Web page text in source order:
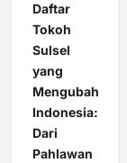
Daftar
Tokoh
Sulsel
yang
Mengubah
Indonesia:
Dari
Pahlawan